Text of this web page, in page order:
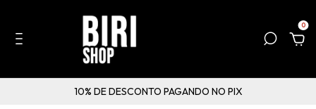
0
10% DE DESCONTO PAGANDO NO PIX